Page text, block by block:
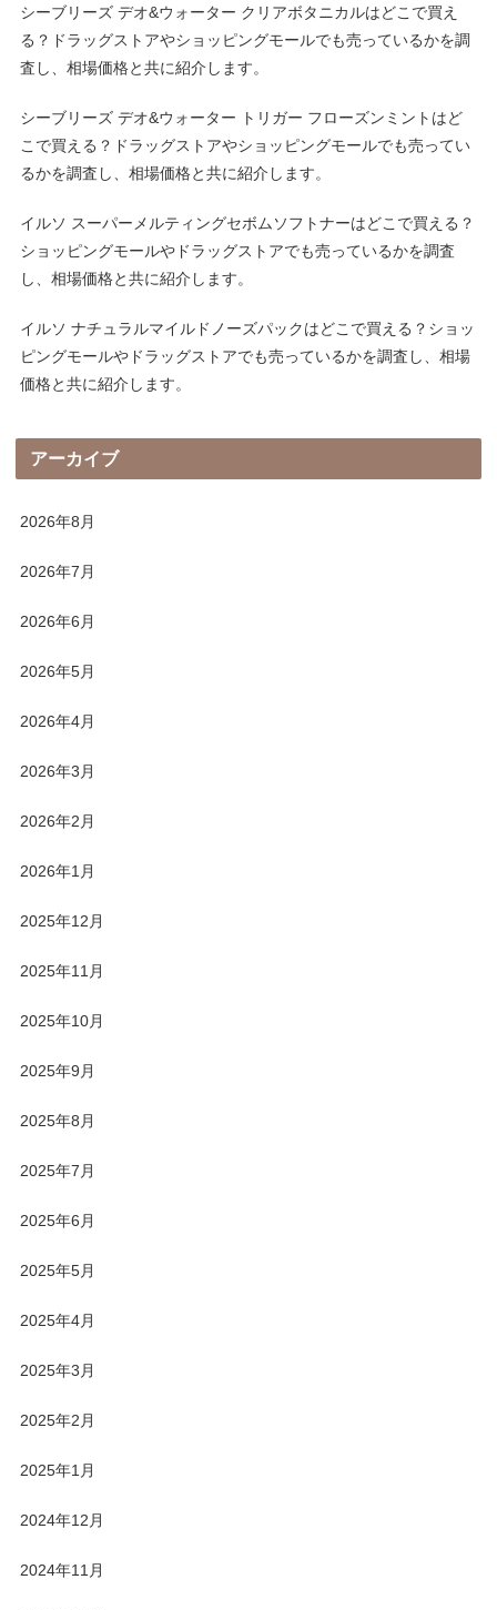
シーブリーズ デオ&ウォーター クリアボタニカルはどこで買え
る？ドラッグストアやショッピングモールでも売っているかを調
査し、相場価格と共に紹介します。
シーブリーズ デオ&ウォーター トリガー フローズンミントはど
こで買える？ドラッグストアやショッピングモールでも売ってい
るかを調査し、相場価格と共に紹介します。
イルソ スーパーメルティングセボムソフトナーはどこで買える？
ショッピングモールやドラッグストアでも売っているかを調査
し、相場価格と共に紹介します。
イルソ ナチュラルマイルドノーズパックはどこで買える？ショッ
ピングモールやドラッグストアでも売っているかを調査し、相場
価格と共に紹介します。
アーカイブ
2026年8月
2026年7月
2026年6月
2026年5月
2026年4月
2026年3月
2026年2月
2026年1月
2025年12月
2025年11月
2025年10月
2025年9月
2025年8月
2025年7月
2025年6月
2025年5月
2025年4月
2025年3月
2025年2月
2025年1月
2024年12月
2024年11月